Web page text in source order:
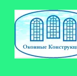
содержимому